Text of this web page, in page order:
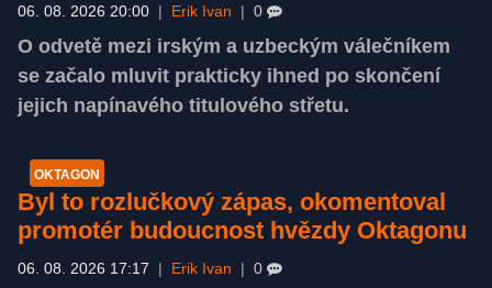
06. 08. 2026 20:00 Erik Ivan 0
O odvetě mezi irským a uzbeckým válečníkem
se začalo mluvit prakticky ihned po skončení
jejich napínavého titulového střetu.
OKTAGON
Byl to rozlučkový zápas, okomentoval
promotér budoucnost hvězdy Oktagonu
06. 08. 2026 17:17 Erik Ivan 0